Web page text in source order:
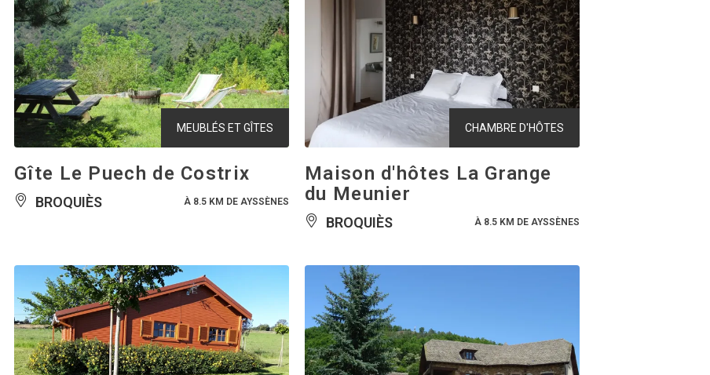
MEUBLÉS ET GÎTES
Gîte Le Puech de Costrix
BROQUIÈS À 8.5 KM DE AYSSÈNES
CHAMBRE D'HÔTES
Maison d'hôtes La Grange
du Meunier
BROQUIÈS À 8.5 KM DE AYSSÈNES